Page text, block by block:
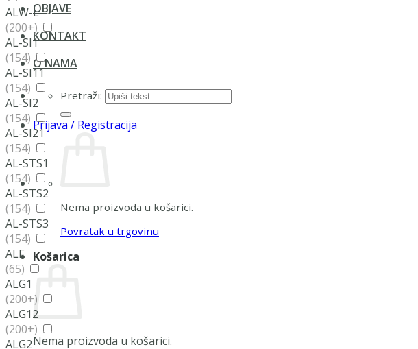
OBJAVE
KONTAKT
O NAMA
Pretraži:
Prijava / Registracija
Nema proizvoda u košarici.
Povratak u trgovinu
Košarica
Nema proizvoda u košarici.
ALW-L
(200+)
AL-SI1
(154)
AL-SI11
(154)
AL-SI2
(154)
AL-SI21
(154)
AL-STS1
(154)
AL-STS2
(154)
AL-STS3
(154)
ALF
(65)
ALG1
(200+)
ALG12
(200+)
ALG2